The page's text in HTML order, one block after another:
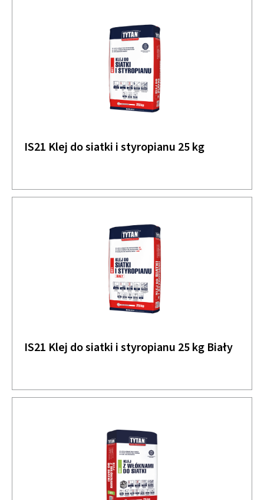
IS21 Klej do siatki i styropianu 25 kg
IS21 Klej do siatki i styropianu 25 kg Biały